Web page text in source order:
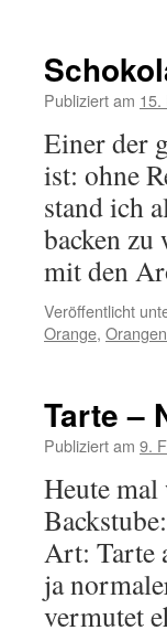
Publiziert am 15.
Einer der
ist: ohne
stand ich
backen
mit den
Veröffentlicht
Orange,
Tarte –
Publiziert am 9.
Heute
Art: Tarte
ja
vermutet